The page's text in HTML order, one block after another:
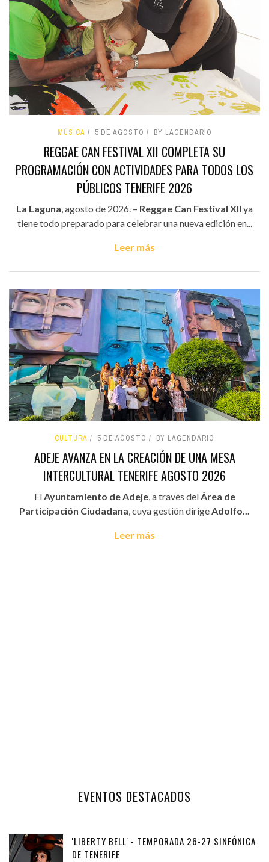
MÚSICA 5 DE AGOSTO BY LAGENDARIO
REGGAE CAN FESTIVAL XII COMPLETA SU
PROGRAMACIÓN CON ACTIVIDADES PARA TODOS LOS
PÚBLICOS TENERIFE 2026
La Laguna, agosto de 2026. – Reggae Can Festival XII ya
tiene todo preparado para celebrar una nueva edición en...
Leer más
CULTURA 5 DE AGOSTO BY LAGENDARIO
ADEJE AVANZA EN LA CREACIÓN DE UNA MESA
INTERCULTURAL TENERIFE AGOSTO 2026
ElAyuntamiento de Adeje, a través delÁrea de
Participación Ciudadana, cuya gestión dirigeAdolfo...
Leer más
EVENTOS DESTACADOS
'LIBERTY BELL' - TEMPORADA 26-27 SINFÓNICA
DE TENERIFE